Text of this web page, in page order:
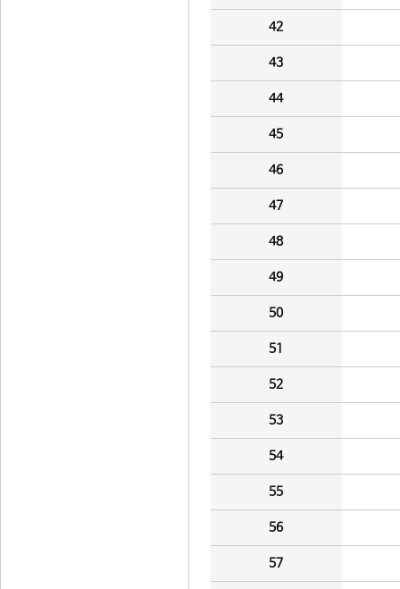
42
43
44
45
46
47
48
49
50
51
52
53
54
55
56
57